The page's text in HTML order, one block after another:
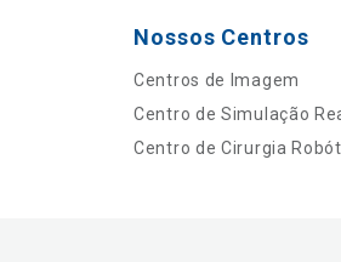
Nossos Centros
Centros de Imagem
Centro de Simulação
Centro de Cirurgia